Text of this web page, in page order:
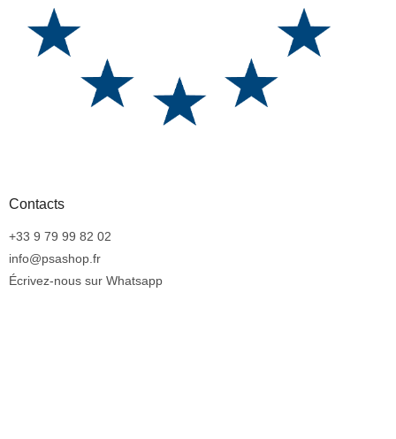
Contacts
+33 9 79 99 82 02
info@psashop.fr
Écrivez-nous sur Whatsapp